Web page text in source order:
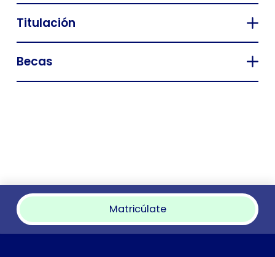
Titulación
Becas
Matricúlate